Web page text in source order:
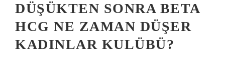
DÜŞÜKTEN SONRA BETA
HCG NE ZAMAN DÜŞER
KADINLAR KULÜBÜ?